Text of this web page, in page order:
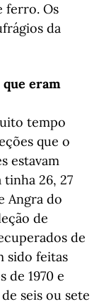
ferro. Os
da
que eram
tempo
que o
estavam
tinha 26, 27
Angra do
de
de
sido feitas
de 1970 e
seis ou sete